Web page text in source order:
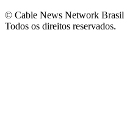
© Cable News Network
Todos os direitos reservados.